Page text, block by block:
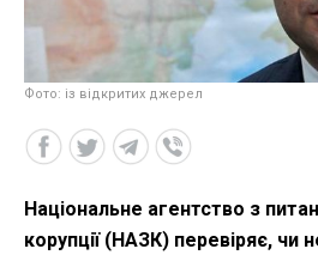
Фото: із відкритих джерел
Національне агентство з
корупції (НАЗК) перевіряє, чи